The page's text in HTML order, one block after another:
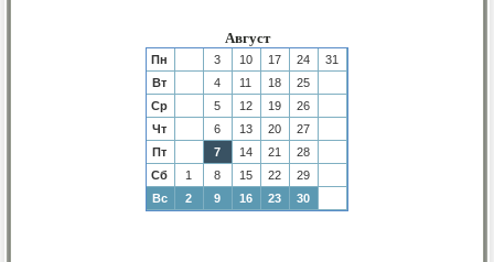
Август
Пн 3 10 17 24
31
Вт
4 11 18
25
Ср
5 12 19
26
Чт
6 13 20
27
Пт
7 14 21
28
Сб
1 8 15 22
29
Вс
2 9 16 23 30